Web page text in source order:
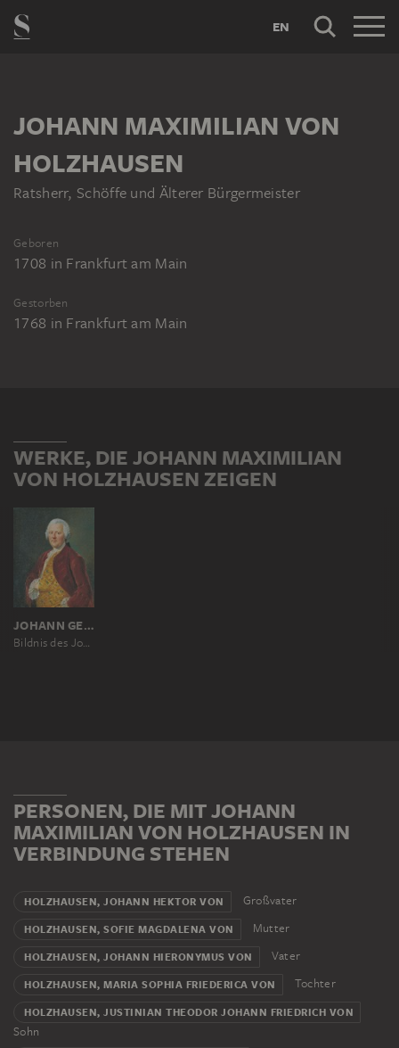
EN
JOHANN MAXIMILIAN VON
HOLZHAUSEN
Ratsherr, Schöffe und Älterer Bürgermeister
Geboren
1708 in Frankfurt am Main
Gestorben
1768 in Frankfurt am Main
WERKE, DIE JOHANN MAXIMILIAN
VON HOLZHAUSEN ZEIGEN
JOHANN GEORG ZIESENIS
Bildnis des Johann Maximilian von Holzhausen (1708-1768)
PERSONEN, DIE MIT JOHANN
MAXIMILIAN VON HOLZHAUSEN IN
VERBINDUNG STEHEN
HOLZHAUSEN, JOHANN HEKTOR VON Großvater
HOLZHAUSEN, SOFIE MAGDALENA VON Mutter
HOLZHAUSEN, JOHANN HIERONYMUS VON Vater
HOLZHAUSEN, MARIA SOPHIA FRIEDERICA VON Tochter
HOLZHAUSEN, JUSTINIAN THEODOR JOHANN FRIEDRICH VON
Sohn